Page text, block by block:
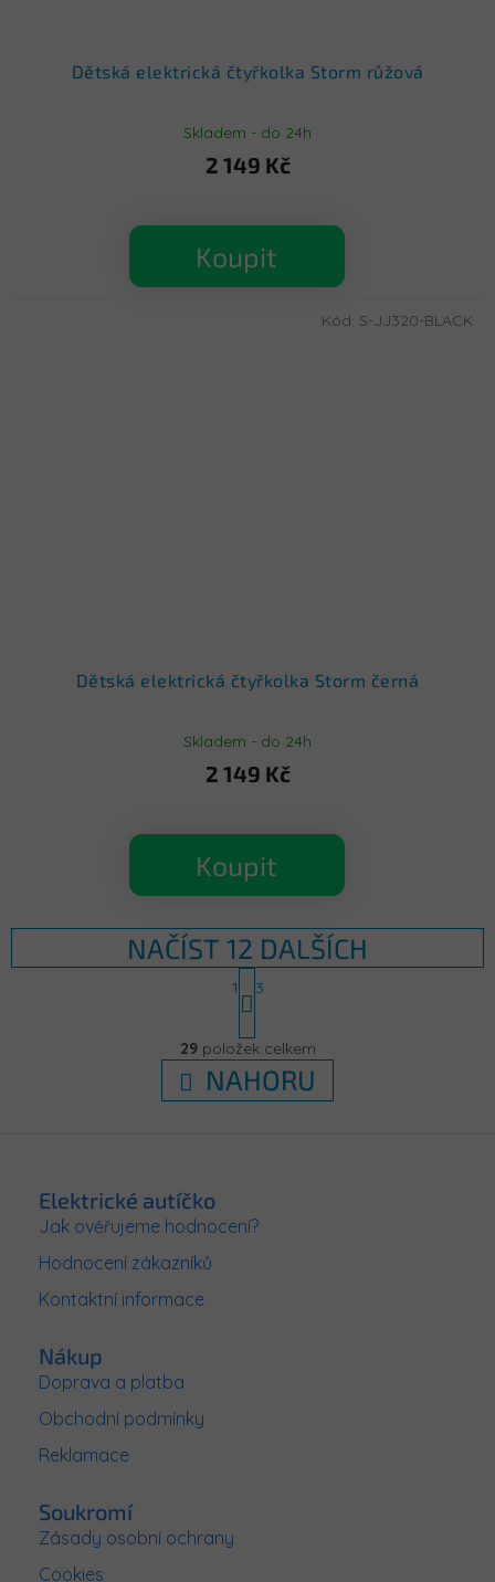
Dětská elektrická čtyřkolka Storm růžová
Skladem - do 24h
2 149 Kč
Koupit
Dětská elektrická čtyřkolka Storm černá
Skladem - do 24h
2 149 Kč
Koupit
Kód: S-JJ320-BLACK
v
l
á
d
v
NAČÍST 12 DALŠÍCH
S
t
r
á
n
k
o
v
1 3
29položek celkem
NAHORU
Elektrické autíčko
Jak ověřujeme hodnocení?
Hodnocení zákazníků
Kontaktní informace
Nákup
Doprava a platba
Obchodní podmínky
Reklamace
Soukromí
Zásady osobní ochrany
Cookies